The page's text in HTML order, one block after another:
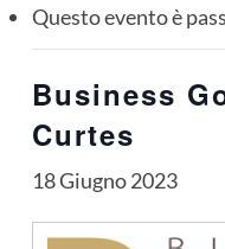
Questo evento è
Business
Curtes
18 Giugno 2023